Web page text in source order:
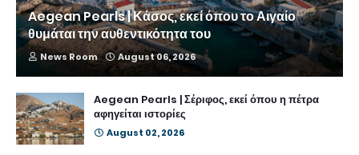
Aegean Pearls | Κάσος, εκεί όπου το Αιγαίο
θυμάται την αυθεντικότητα του
News Room August 06, 2026
Aegean Pearls | Σέριφος, εκεί όπου η πέτρα
αφηγείται ιστορίες
August 02, 2026